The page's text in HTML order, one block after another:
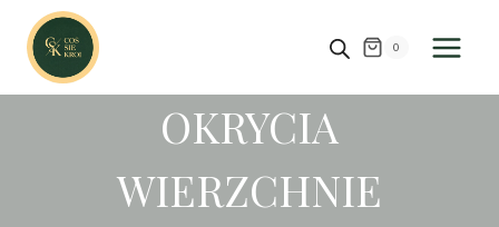
Przejdź
treści
0
OKRYCIA
WIERZCHNIE